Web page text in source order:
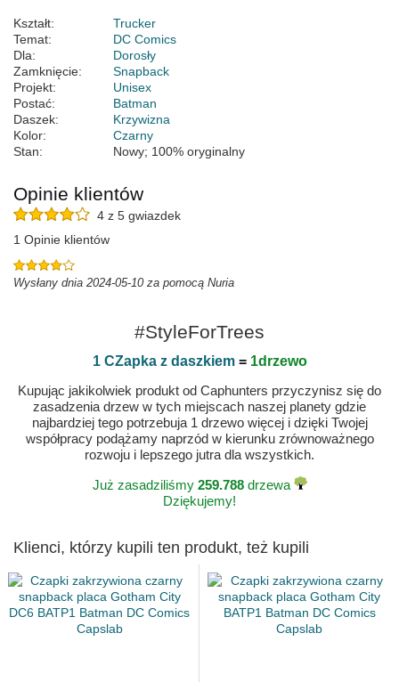
Kształt:
Trucker
Temat:
DC Comics
Dla:
Dorosły
Zamknięcie:
Snapback
Projekt:
Unisex
Postać:
Batman
Daszek:
Krzywizna
Kolor:
Czarny
Stan:
Nowy; 100% oryginalny
Opinie klientów
4 z 5 gwiazdek
1 Opinie klientów
Wysłany dnia 2024-05-10 za pomocą Nuria
#StyleForTrees
1 CZapka z daszkiem= 1drzewo
Kupując jakikolwiek produkt od Caphunters przyczynisz się do
zasadzenia drzew w tych miejscach naszej planety gdzie
najbardziej tego potrzebuja 1 drzewo więcej i dzięki Twojej
współpracy podążamy naprzód w kierunku zrównoważnego
rozwoju i lepszego jutra dla wszystkich.
Już zasadziliśmy 259.788drzewa
Dziękujemy!
Klienci, którzy kupili ten produkt, też kupili